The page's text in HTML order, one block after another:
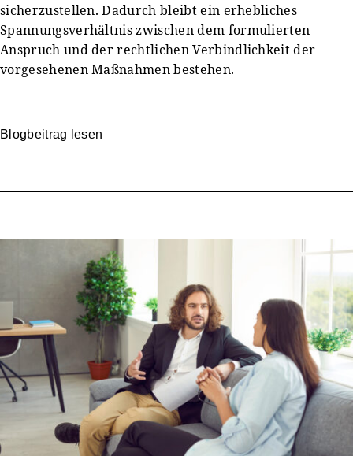
sicherzustellen. Dadurch bleibt ein erhebliches
Spannungsverhältnis zwischen dem formulierten
Anspruch und der rechtlichen Verbindlichkeit der
vorgesehenen Maßnahmen bestehen.
Blogbeitrag lesen